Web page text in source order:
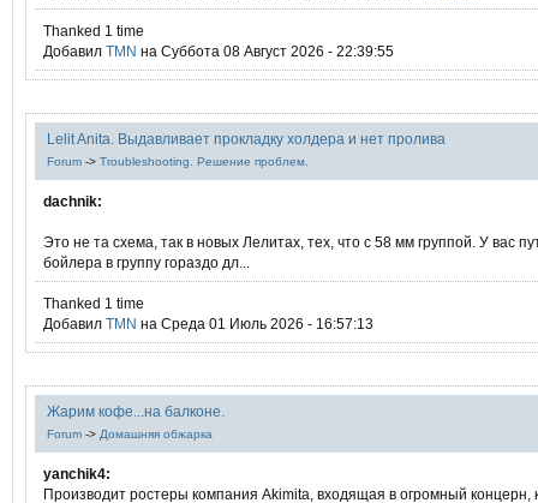
Thanked 1 time
Добавил TMN на Суббота 08 Август 2026 - 22:39:55
Lelit Anita. Выдавливает прокладку холдера и нет пролива
Forum -> Troubleshooting. Решение проблем.
dachnik:
Это не та схема, так в новых Лелитах, тех, что с 58 мм группой. У вас
бойлера в группу гораздо дл...
Thanked 1 time
Добавил TMN на Среда 01 Июль 2026 - 16:57:13
Жарим кофе...на балконе.
Forum -> Домашняя обжарка
yanchik4:
Производит ростеры компания Akimita, входящая в огромный концерн,